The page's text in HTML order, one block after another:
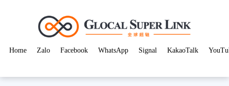
Home Zalo Facebook WhatsApp Signal KakaoTalk